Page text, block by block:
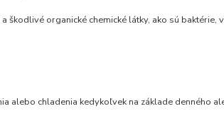
škodlivé organické chemické látky, ako sú
alebo chladenia kedykoľvek na základe denného